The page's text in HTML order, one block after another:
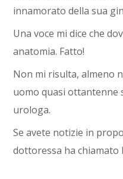
innamorato della sua
Una voce mi dice che
anatomia. Fatto!
Non mi risulta, almeno
uomo quasi ottantenne
urologa.
Se avete notizie in
dottoressa ha chiamato